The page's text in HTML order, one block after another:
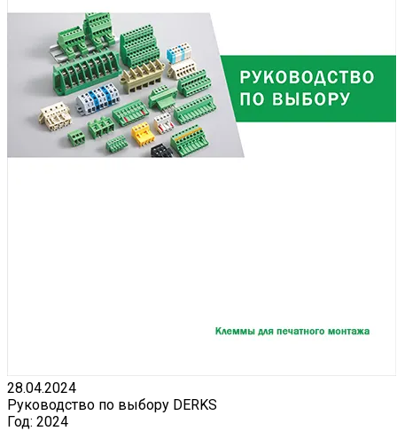
28.04.2024
Руководство по выбору DERKS
Год: 2024